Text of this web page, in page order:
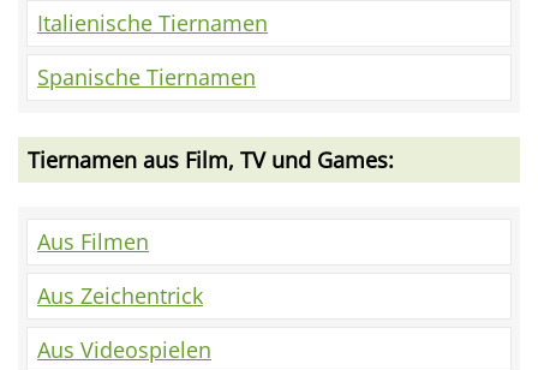
Italienische Tiernamen
Spanische Tiernamen
Tiernamen aus Film, TV und Games:
Aus Filmen
Aus Zeichentrick
Aus Videospielen